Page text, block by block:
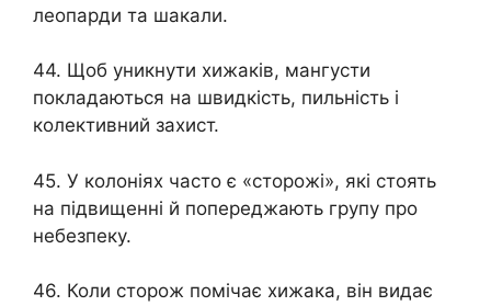
леопарди та шакали.
44. Щоб уникнути хижаків, мангусти
покладаються на швидкість, пильність і
колективний захист.
45. У колоніях часто є «сторожі», які стоять
на підвищенні й попереджають групу про
небезпеку.
46. Коли сторож помічає хижака, він видає